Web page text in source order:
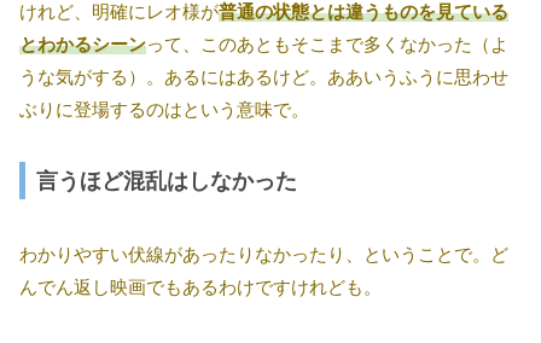
けれど、明確にレオ様が普通の状態とは違うものを見ている
とわかるシーンって、このあともそこまで多くなかった（よ
うな気がする）。あるにはあるけど。ああいうふうに思わせ
ぶりに登場するのはという意味で。
言うほど混乱はしなかった
わかりやすい伏線があったりなかったり、ということで。ど
んでん返し映画でもあるわけですけれども。